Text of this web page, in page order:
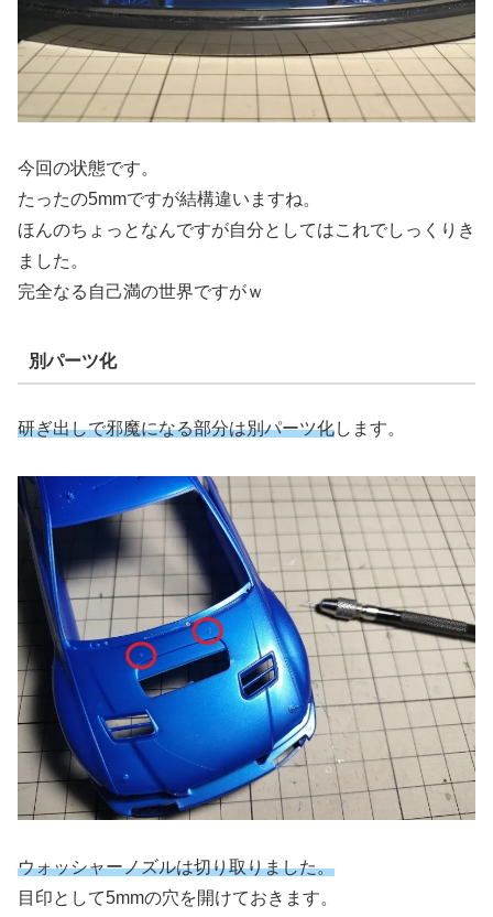
今回の状態です。
たったの5mmですが結構違いますね。
ほんのちょっとなんですが自分としてはこれでしっくりき
ました。
完全なる自己満の世界ですがｗ
別パーツ化
研ぎ出しで邪魔になる部分は別パーツ化します。
ウォッシャーノズルは切り取りました。
目印として5mmの穴を開けておきます。